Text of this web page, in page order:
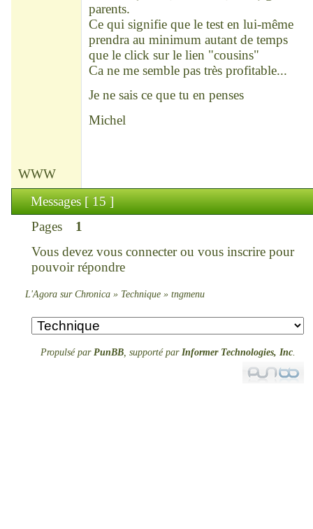
parents.
Ce qui signifie que le test en lui-même
prendra au minimum autant de temps
que le click sur le lien "cousins"
Ca ne me semble pas très profitable...
Je ne sais ce que tu en penses
Michel
WWW
Messages [ 15 ]
Pages
1
Vous devez vous connecterou vous inscrirepour
pouvoir répondre
L'Agora sur Chronica » Technique »tngmenu
Propulsé par PunBB, supporté par Informer Technologies, Inc.